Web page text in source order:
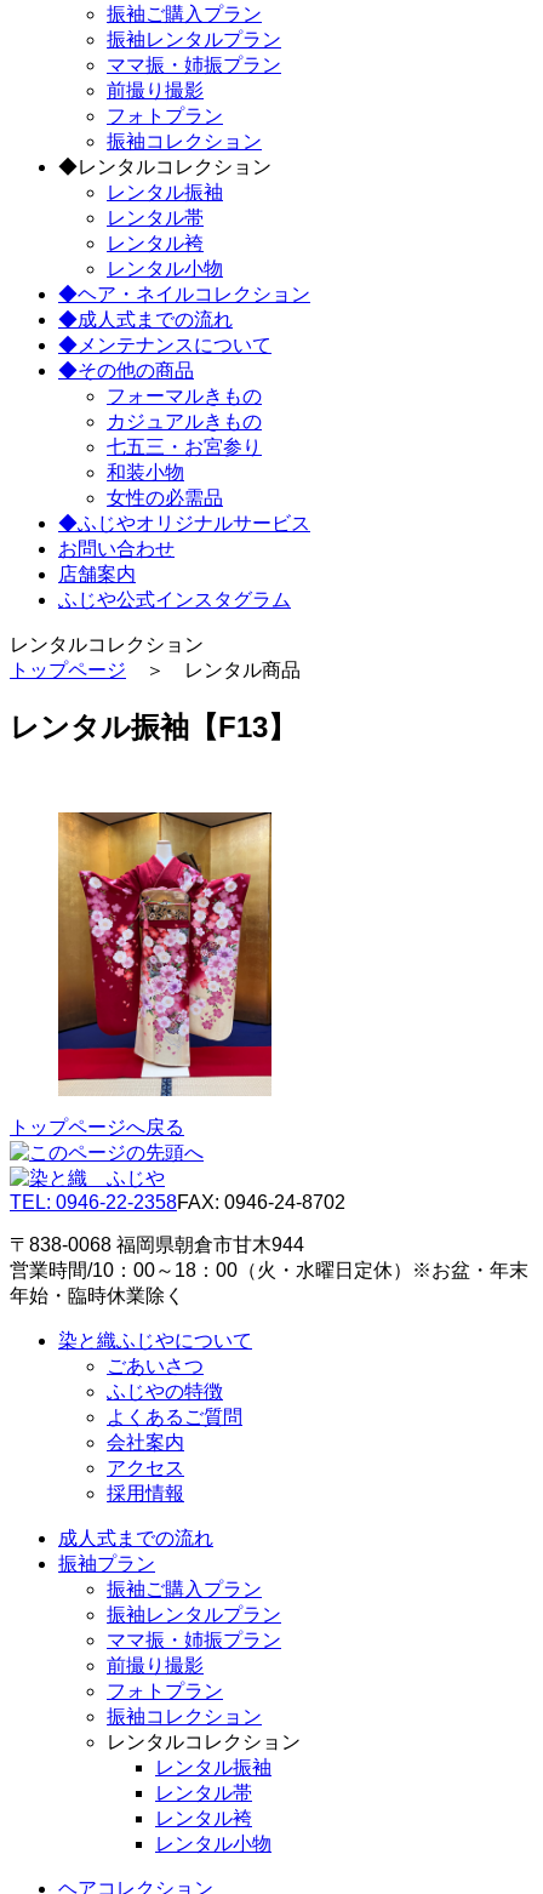
振袖ご購入プラン
振袖レンタルプラン
ママ振・姉振プラン
前撮り撮影
フォトプラン
振袖コレクション
◆レンタルコレクション
レンタル振袖
レンタル帯
レンタル袴
レンタル小物
◆ヘア・ネイルコレクション
◆成人式までの流れ
◆メンテナンスについて
◆その他の商品
フォーマルきもの
カジュアルきもの
七五三・お宮参り
和装小物
女性の必需品
◆ふじやオリジナルサービス
お問い合わせ
店舗案内
ふじや公式インスタグラム
レンタルコレクション
トップページ ＞ レンタル商品
レンタル振袖【F13】
トップページへ戻る
TEL: 0946-22-2358FAX: 0946-24-8702
〒838-0068 福岡県朝倉市甘木944
営業時間/10：00～18：00（火・水曜日定休）※お盆・年末
年始・臨時休業除く
染と織ふじやについて
ごあいさつ
ふじやの特徴
よくあるご質問
会社案内
アクセス
採用情報
成人式までの流れ
振袖プラン
振袖ご購入プラン
振袖レンタルプラン
ママ振・姉振プラン
前撮り撮影
フォトプラン
振袖コレクション
レンタルコレクション
レンタル振袖
レンタル帯
レンタル袴
レンタル小物
ヘアコレクション